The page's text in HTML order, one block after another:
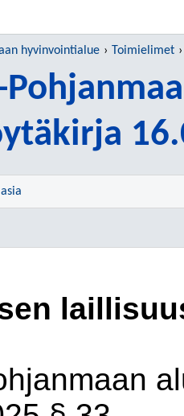
hyvinvointialue Toimielimet